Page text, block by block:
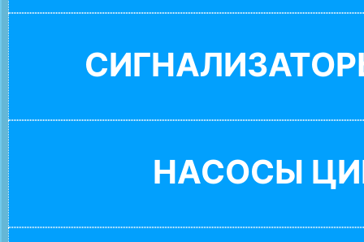
НАСОСЫ